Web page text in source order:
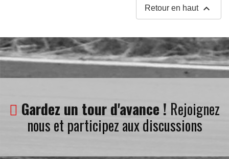
Retour en haut 
Gardez un tour d'avance ! Rejoignez
nous et participez aux discussions